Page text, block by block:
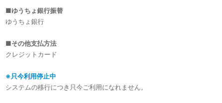
■ゆうちょ銀行振替
ゆうちょ銀行
■その他支払方法
クレジットカード
※只今利用停止中
システムの移行につき只今ご利用になれません。